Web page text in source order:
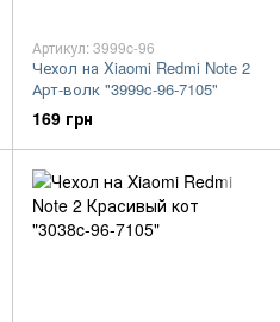
Артикул: 3999c-96
Чехол на Xiaomi Redmi Note 2
Арт-волк "3999c-96-7105"
169 грн